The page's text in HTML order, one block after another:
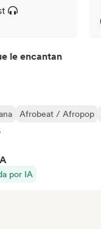
le encantan
Afrobeat / Afropop
por IA